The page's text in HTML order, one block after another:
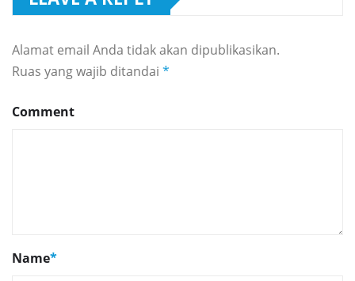
Alamat email Anda tidak akan dipublikasikan.
Ruas yang wajib ditandai *
Comment
Name*